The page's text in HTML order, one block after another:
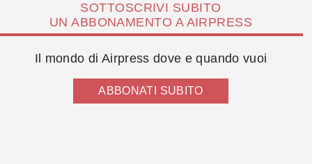
SOTTOSCRIVI SUBITO
UN ABBONAMENTO A AIRPRESS
Il mondo di Airpress dove e quando vuoi
ABBONATI SUBITO